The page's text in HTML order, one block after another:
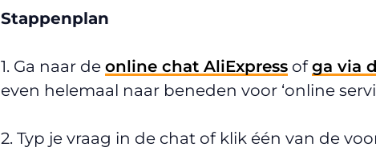
Stappenplan
1. Ga naar deonline chat AliExpress ofga via
even helemaal naar beneden voor ‘online
2. Typ je vraag in de chat of klik één van de